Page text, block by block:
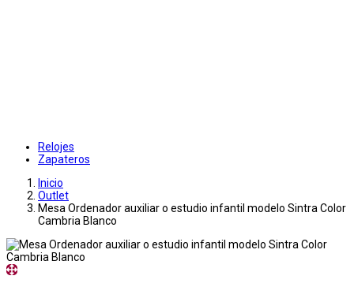
Relojes
Zapateros
Inicio
Outlet
Mesa Ordenador auxiliar o estudio infantil modelo Sintra Color
Cambria Blanco